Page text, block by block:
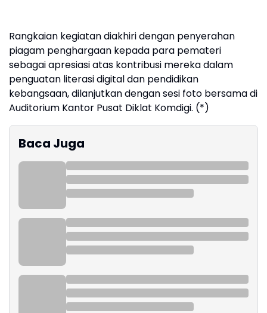
Rangkaian kegiatan diakhiri dengan penyerahan
piagam penghargaan kepada para pemateri
sebagai apresiasi atas kontribusi mereka dalam
penguatan literasi digital dan pendidikan
kebangsaan, dilanjutkan dengan sesi foto bersama di
Auditorium Kantor Pusat Diklat Komdigi. (*)
Baca Juga